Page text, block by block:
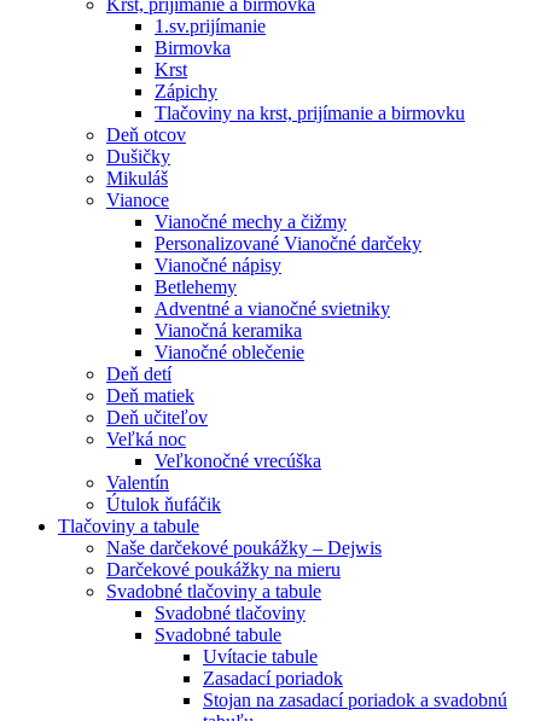
Krst, prijímanie a birmovka
1.sv.prijímanie
Birmovka
Krst
Zápichy
Tlačoviny na krst, prijímanie a birmovku
Deň otcov
Dušičky
Mikuláš
Vianoce
Vianočné mechy a čižmy
Personalizované Vianočné darčeky
Vianočné nápisy
Betlehemy
Adventné a vianočné svietniky
Vianočná keramika
Vianočné oblečenie
Deň detí
Deň matiek
Deň učiteľov
Veľká noc
Veľkonočné vrecúška
Valentín
Útulok ňufáčik
Tlačoviny a tabule
Naše darčekové poukážky – Dejwis
Darčekové poukážky na mieru
Svadobné tlačoviny a tabule
Svadobné tlačoviny
Svadobné tabule
Uvítacie tabule
Zasadací poriadok
Stojan na zasadací poriadok a svadobnú